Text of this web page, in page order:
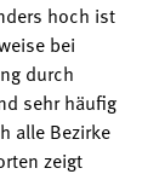
hoch ist
bei
durch
sehr häufig
alle Bezirke
zeigt